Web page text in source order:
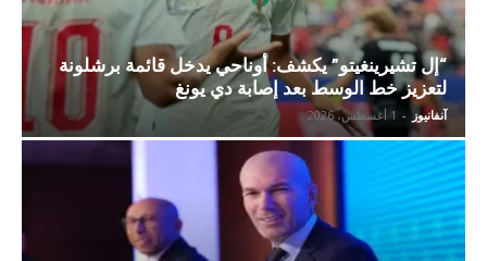
“إل تشيرينغيتو” يكشف: أوناحي يدخل قائمة برشلونة
لتعزيز خط الوسط بعد إصابة دي يونغ
آنفانيوز - 1 أغسطس، 2026